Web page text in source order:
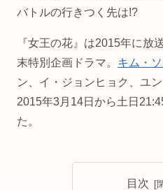
バトルの行きつく先は!?
『女王の花』は2015年に放
末特別企画ドラマ。 キム・
ン、イ・ジョンヒョク、ユ
2015年3月14日から土日
た。
目次